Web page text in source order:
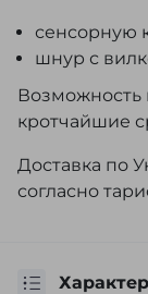
сенсорную
шнур с
Возможность
кротчайшие
Доставка по
согласно